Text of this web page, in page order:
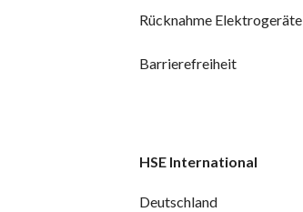
Rücknahme Elektrogeräte
Barrierefreiheit
HSE International
Deutschland